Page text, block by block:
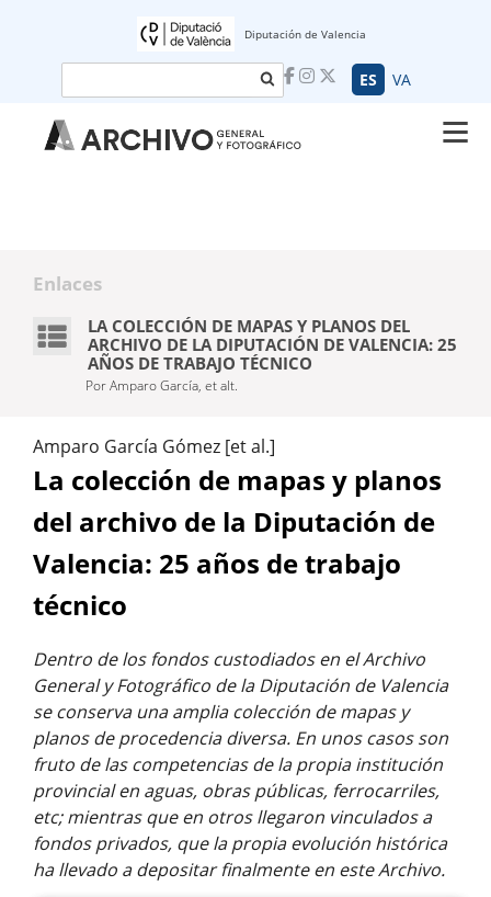
Diputación de Valencia
ES VA
Enlaces
LA COLECCIÓN DE MAPAS Y PLANOS DEL
ARCHIVO DE LA DIPUTACIÓN DE VALENCIA: 25
AÑOS DE TRABAJO TÉCNICO
Por Amparo García, et alt.
Amparo García Gómez [et al.]
La colección de mapas y planos
del archivo de la Diputación de
Valencia: 25 años de trabajo
técnico
Dentro de los fondos custodiados en el Archivo
General y Fotográfico de la Diputación de Valencia
se conserva una amplia colección de mapas y
planos de procedencia diversa. En unos casos son
fruto de las competencias de la propia institución
provincial en aguas, obras públicas, ferrocarriles,
etc; mientras que en otros llegaron vinculados a
fondos privados, que la propia evolución histórica
ha llevado a depositar finalmente en este Archivo.